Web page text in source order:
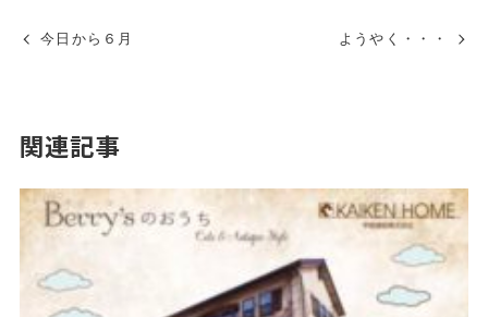
今日から６月 ようやく・・・
関連記事